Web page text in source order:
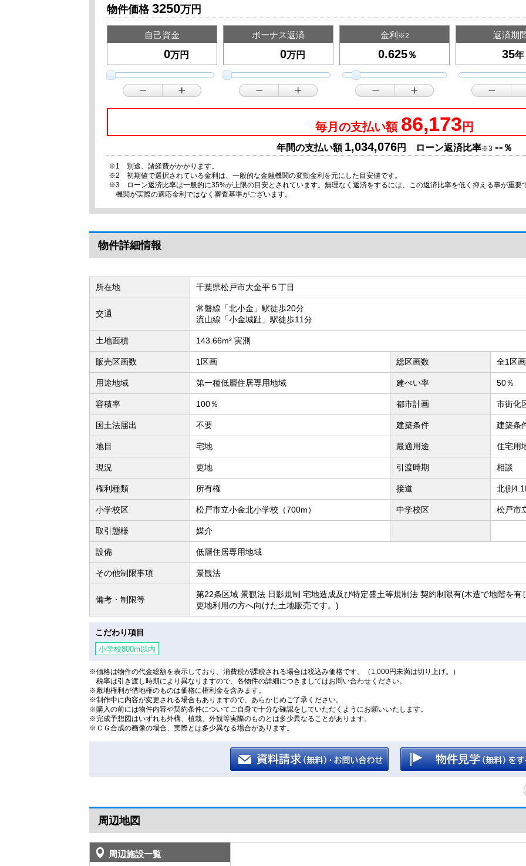
物件価格 3250万円
自己資金
万円
ボーナス返済
万円
金利 ※2
％
返済期
年
毎月の支払い額 86,173 円
年間の支払い額 1,034,076円 ローン返済比率※3 -- ％
※1 別途、諸経費がかかります。
※2 初期値で選択されている金利は、一般的な金融機関の変動金利を元にした目安値です。
※3 ローン返済比率は一般的に35%が上限の目安とされています。無理なく返済をするには、この返済比率を低く抑える事が重要
機関が実際の適応金利ではなく審査基準がございます。
物件詳細情報
所在地 千葉県松戸市大金平５丁目
交通
常磐線「北小金」駅徒歩20分
流山線「小金城趾」駅徒歩11分
土地面積 143.66m² 実測
販売区画数 1区画 総区画数 全1区画
用途地域 第一種低層住居専用地域 建ぺい率 50％
容積率 100％ 都市計画 市街化
国土法届出 不要 建築条件 建築条
地目 宅地 最適用途 住宅用
現況 更地 引渡時期 相談
権利種類 所有権 接道 北側
小学校区 松戸市立小金北小学校（700m） 中学校区 松戸市
取引態様 媒介
設備 低層住居専用地域
その他制限事項 景観法
備考・制限等
第22条区域 景観法 日影規制 宅地造成及び特定盛土等規制法 契約制限有(木造で地階を
更地利用の方へ向けた土地販売です。)
こだわり項目
小学校800m以内
※価格は物件の代金総額を表示しており、消費税が課税される場合は税込み価格です。（1,000円未満は切り上げ。）
税率は引き渡し時期により異なりますので、各物件の詳細につきましてはお問い合わせください。
※敷地権利が借地権のものは価格に権利金を含みます。
※制作中に内容が変更される場合もありますので、あらかじめご了承ください。
※購入の前には物件内容や契約条件についてご自身で十分な確認をしていただくようにお願いいたします。
※完成予想図はいずれも外構、植栽、外観等実際のものとは多少異なることがあります。
※ＣＧ合成の画像の場合、実際とは多少異なる場合があります。
周辺地図
周辺施設一覧